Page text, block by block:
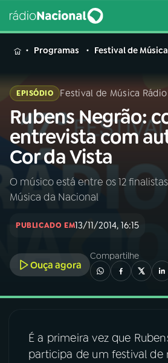
MENU
Buscar
na
Rádio
Nacional
Buscar
AO VIVO
INÍCIO
A RÁDIO
03PROGRAMAÇÃO
04 PROGRAMAS
Programas Festival de
EPISÓDIO Festival de Música
Rubens Negrão:
entrevista com
Cor da Vista
O músico está entre os 12
Música da Nacional
PUBLICADO EM13/11/2014, 16:15
Ouça agora
Compartilhe
É a primeira vez que
participa de um festival de